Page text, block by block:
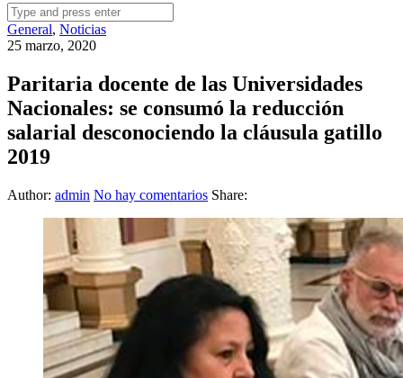
Search
for:
General, Noticias
25 marzo, 2020
Paritaria docente de las Universidades
Nacionales: se consumó la reducción
salarial desconociendo la cláusula gatillo
2019
Author: admin No hay comentarios Share: